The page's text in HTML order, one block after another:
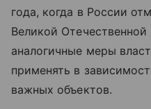
года, когда в России
Великой
аналогичные меры
применять в
важных объектов.